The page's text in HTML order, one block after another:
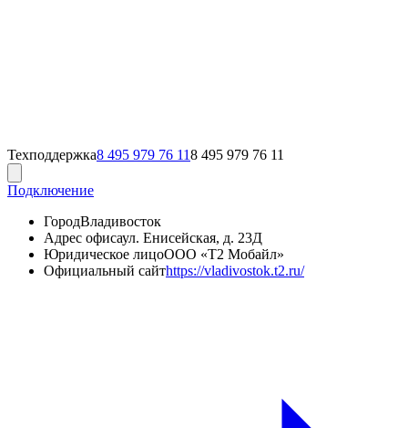
Техподдержка8 495 979 76 118 495 979 76 11
Подключение
ГородВладивосток
Адрес офисаул. Енисейская, д. 23Д
Юридическое лицоООО «Т2 Мобайл»
Официальный сайтhttps://vladivostok.t2.ru/